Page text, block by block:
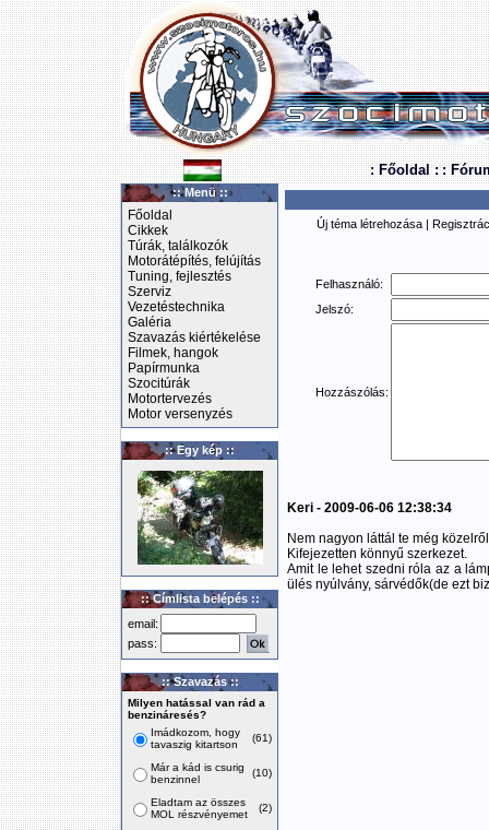
: Főoldal : :
:: Menü ::
Főoldal
Cikkek
Túrák, találkozók
Motorátépítés, felújítás
Tuning, fejlesztés
Szerviz
Vezetéstechnika
Galéria
Szavazás kiértékelése
Filmek, hangok
Papírmunka
Szocitúrák
Motortervezés
Motor versenyzés
:: Egy kép ::
:: Címlista belépés ::
email:
pass:
:: Szavazás ::
Milyen hatással van rád a
benzináresés?
Imádkozom, hogy
tavaszig kitartson
(61)
Már a kád is csurig
benzinnel
(10)
Eladtam az összes
MOL részvényemet
(2)
Új téma létrehozása |
Felhasználó:
Jelszó:
Hozzászólás:
Keri - 2009-06-06 12:38:34
Nem nagyon láttál te még
Kifejezetten könnyű szerkezet.
Amit le lehet szedni róla az a
ülés nyúlvány, sárvédők(de ezt